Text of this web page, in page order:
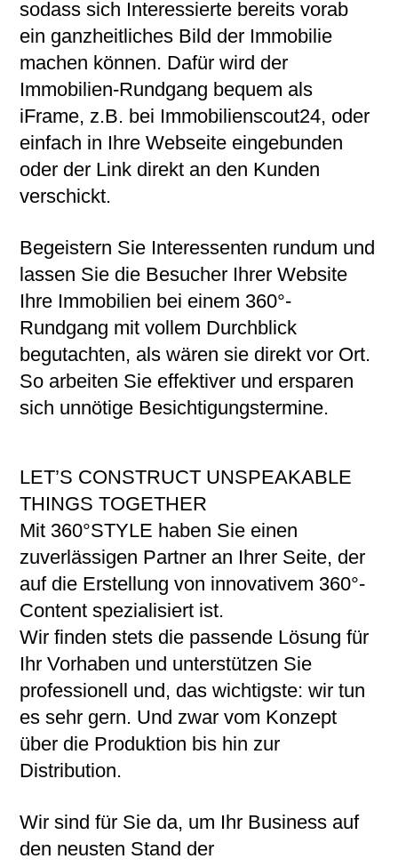
sodass sich Interessierte bereits vorab
ein ganzheitliches Bild der Immobilie
machen können. Dafür wird der
Immobilien-Rundgang bequem als
iFrame, z.B. bei Immobilienscout24, oder
einfach in Ihre Webseite eingebunden
oder der Link direkt an den Kunden
verschickt.
Begeistern Sie Interessenten rundum und
lassen Sie die Besucher Ihrer Website
Ihre Immobilien bei einem 360°-
Rundgang mit vollem Durchblick
begutachten, als wären sie direkt vor Ort.
So arbeiten Sie effektiver und ersparen
sich unnötige Besichtigungstermine.
LET’S CONSTRUCT UNSPEAKABLE
THINGS TOGETHER
Mit 360°STYLE haben Sie einen
zuverlässigen Partner an Ihrer Seite, der
auf die Erstellung von innovativem 360°-
Content spezialisiert ist.
Wir finden stets die passende Lösung für
Ihr Vorhaben und unterstützen Sie
professionell und, das wichtigste: wir tun
es sehr gern. Und zwar vom Konzept
über die Produktion bis hin zur
Distribution.
Wir sind für Sie da, um Ihr Business auf
den neusten Stand der